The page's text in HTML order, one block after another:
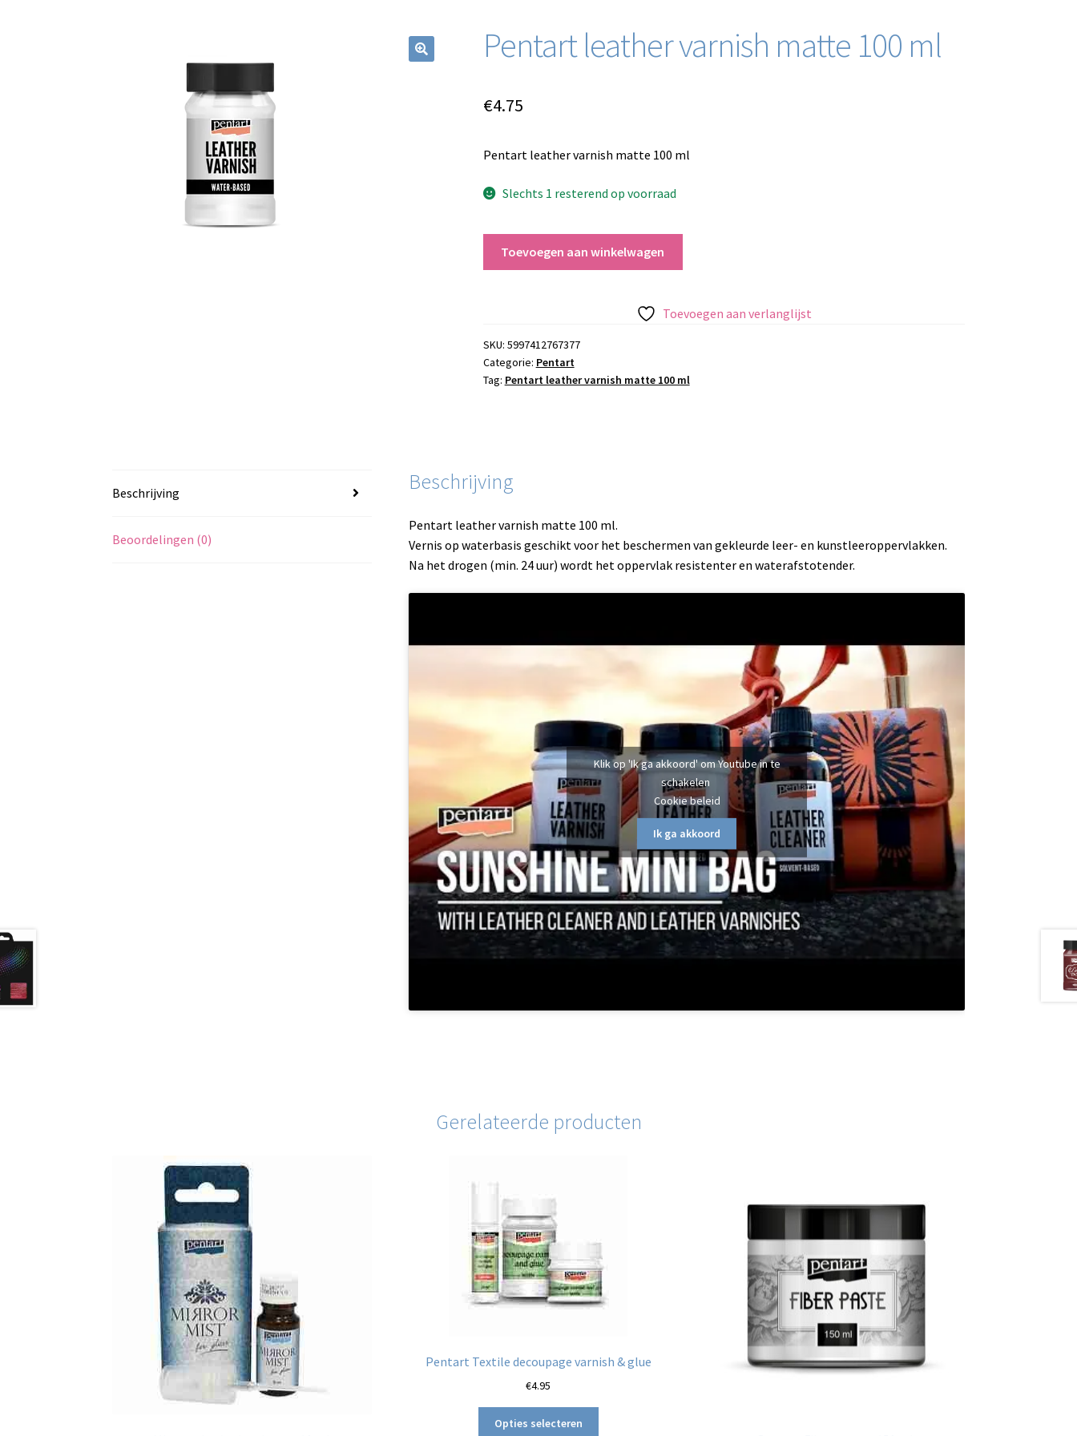
Pentart leather varnish matte 100 ml
€4.75
Pentart leather varnish matte 100 ml
Slechts 1 resterend op voorraad
ml
aantal
Toevoegen aan winkelwagen
Toevoegen aan verlanglijst
SKU: 5997412767377
Categorie: Pentart
Tag: Pentart leather varnish matte 100 ml
Beschrijving
Beoordelingen (0)
Beschrijving
Pentart leather varnish matte 100 ml.
Vernis op waterbasis geschikt voor het beschermen van gekleurde leer- en kunstleeroppervlakken.
Na het drogen (min. 24 uur) wordt het oppervlak resistenter en waterafstotender.
Klik op 'Ik ga akkoord' om Youtube in te
schakelen
Cookie beleid
Ik ga akkoord
Gerelateerde producten
Pentart Textile decoupage varnish & glue
€4.95
Opties selecteren